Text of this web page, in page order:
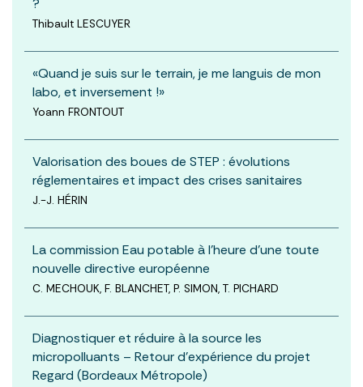
?
Thibault LESCUYER
«Quand je suis sur le terrain, je me languis de mon
labo, et inversement !»
Yoann FRONTOUT
Valorisation des boues de STEP : évolutions
réglementaires et impact des crises sanitaires
J.-J. HÉRIN
La commission Eau potable à l’heure d’une toute
nouvelle directive européenne
C. MECHOUK, F. BLANCHET, P. SIMON, T. PICHARD
Diagnostiquer et réduire à la source les
micropolluants – Retour d’expérience du projet
Regard (Bordeaux Métropole)